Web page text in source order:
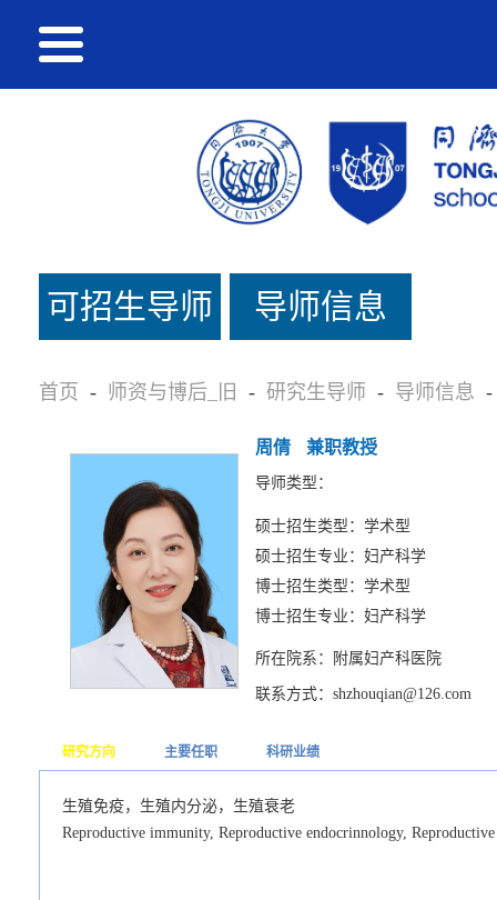
可招生导师
名单_旧
导师信息
首页 - 师资与博后_旧 - 研究生导师 - 导师信息 -
周倩 兼职教授
导师类型：
硕士招生类型：学术型
硕士招生专业：妇产科学
博士招生类型：学术型
博士招生专业：妇产科学
所在院系：附属妇产科医院
联系方式：shzhouqian@126.com
研究方向 主要任职 科研业绩
生殖免疫，生殖内分泌，生殖衰老
Reproductive immunity, Reproductive endocrinnology,